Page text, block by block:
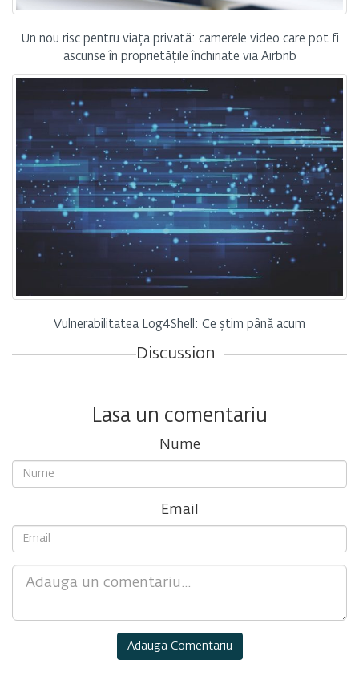
Un nou risc pentru viața privată: camerele video care pot fi
ascunse în proprietățile închiriate via Airbnb
Vulnerabilitatea Log4Shell: Ce știm până acum
Discussion
Lasa un comentariu
Nume
Email